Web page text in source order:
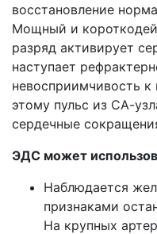
восстановление
Мощный и
разряд активирует
наступает
невосприимчивость к
этому пульс из СА-
сердечные
ЭДС может
Наблюдается
признаками
На крупных